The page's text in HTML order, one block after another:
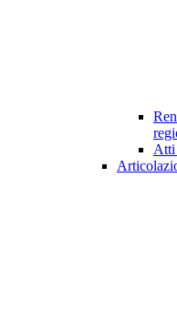
Atti